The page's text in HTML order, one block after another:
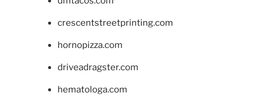
crescentstreetprinting.com
hornopizza.com
driveadragster.com
hematologa.com